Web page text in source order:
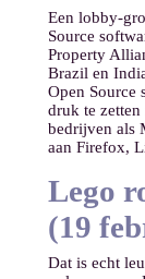
Een lobby-
Source
Property
Brazil en
Open Source
druk te
bedrijven als
aan Firefox,
Lego
(19
Dat is echt